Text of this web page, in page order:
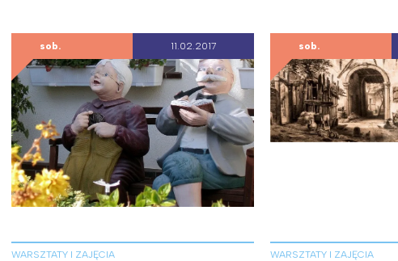
sob. 11.02.2017
WARSZTATY I ZAJĘCIA
sob.
WARSZTATY I ZAJĘCIA
Wybieram